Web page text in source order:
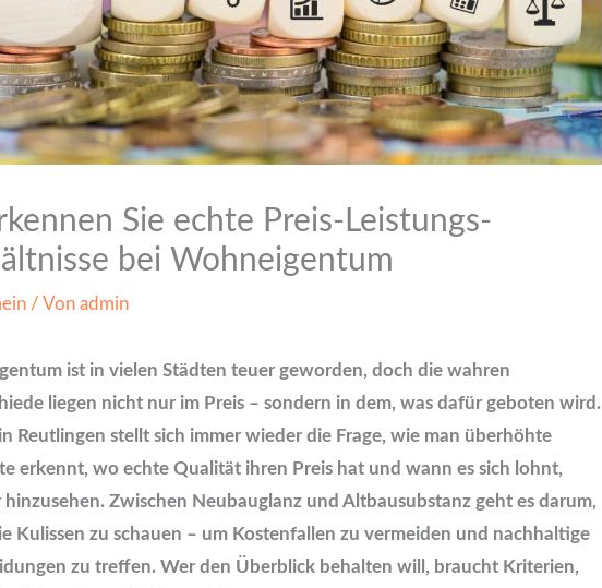
Sie echte Preis-Leistungs-
bei Wohneigentum
/ Vonadmin
ist in vielen Städten teuer geworden, doch die wahren
liegen nicht nur im Preis – sondern in dem, was dafür geboten wird.
Reutlingen stellt sich immer wieder die Frage, wie man überhöhte
erkennt, wo echte Qualität ihren Preis hat und wann es sich lohnt,
hinzusehen. Zwischen Neubauglanz und Altbausubstanz geht es darum,
Kulissen zu schauen – um Kostenfallen zu vermeiden und nachhaltige
zu treffen. Wer den Überblick behalten will, braucht Kriterien,